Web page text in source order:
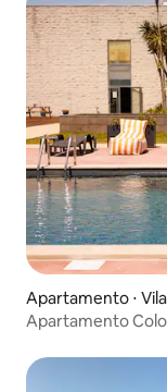
Apartamento ⋅
Apartamento